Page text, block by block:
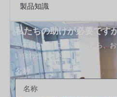
製品知識
私たちの助けが必要です
ご不明な点がございましたら、
い合わせください。.
名称